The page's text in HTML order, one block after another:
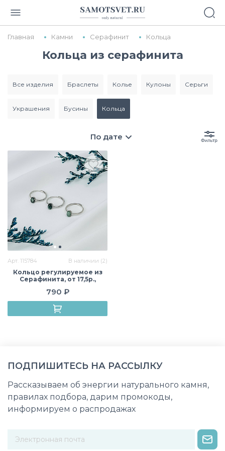
Главная Камни Серафинит Кольца
Кольца из серафинита
все изделия браслеты колье кулоны серьги
украшения бусины кольца
По дате
Арт. 115784 В наличии (2)
Кольцо регулируемое из
Серафинита, от 17,5р.,
790 ₽
ПОДПИШИТЕСЬ НА РАССЫЛКУ
Рассказываем об энергии натурального камня,
правилах подбора, дарим промокоды,
информируем о распродажах